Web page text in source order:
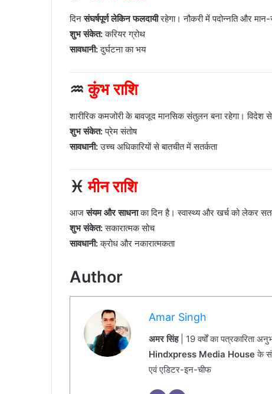
दिनसंघर्षपूर्ण लेकिन फलदायीरहेगा। नौकरी में पदोन्नति और मान-
शुभ संकेत:करियर ग्रोथ
सावधानी:दुर्घटना का भय
♒ कुंभ राशि
शारीरिक कमजोरी के बावजूद मानसिक संतुलन बना रहेगा। विदेश
शुभ संकेत:प्रेम संतोष
सावधानी:उच्च अधिकारियों से बातचीत में सतर्कता
♓मीन राशि
आजसंयम और साधनाका दिन है। स्वास्थ्य और खर्च को लेकर
शुभ संकेत:सकारात्मक सोच
सावधानी:क्रोध और नकारात्मकता
Author
Amar Singh
अमर सिंह| 19 वर्षों का पत्रकारिता
Hindxpress Media Houseके
एवं एडिटर-इन-चीफ